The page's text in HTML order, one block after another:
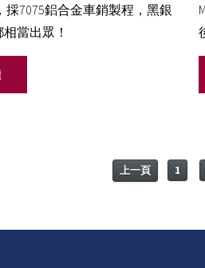
採7075鋁合金車銷製程，黑銀
當出眾！
上一頁 1